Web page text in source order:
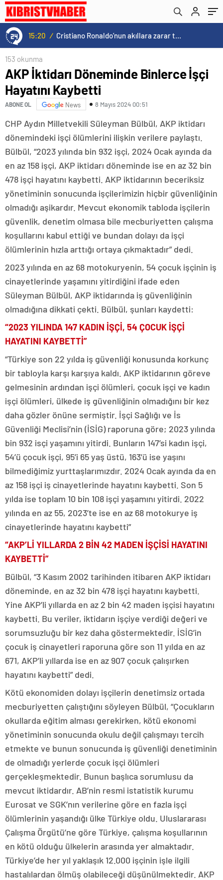
15:20 / Cristiano Ronaldo’nun akıllara zarar tüm kariyerinin istatistiğini çıkardık !
153 okunma
AKP İktidarı Döneminde Binlerce İşçi
Hayatını Kaybetti
ABONE OL News 8 Mayıs 2024 00:51
CHP Aydın Milletvekili Süleyman Bülbül, AKP iktidarı
dönemindeki işçi ölümlerini ilişkin verilere paylaştı.
Bülbül, “2023 yılında bin 932 işçi, 2024 Ocak ayında da
en az 158 işçi, AKP iktidarı döneminde ise en az 32 bin
478 işçi hayatını kaybetti. AKP iktidarının beceriksiz
yönetiminin sonucunda işçilerimizin hiçbir güvenliğinin
olmadığı aşikardır. Mevcut ekonomik tabloda işçilerin
güvenlik, denetim olmasa bile mecburiyetten çalışma
koşullarını kabul ettiği ve bundan dolayı da işçi
ölümlerinin hızla arttığı ortaya çıkmaktadır” dedi.
2023 yılında en az 68 motokuryenin, 54 çocuk işçinin iş
cinayetlerinde yaşamını yitirdiğini ifade eden
Süleyman Bülbül, AKP iktidarında iş güvenliğinin
olmadığına dikkati çekti. Bülbül, şunları kaydetti:
“2023 YILINDA 147 KADIN İŞÇİ, 54 ÇOCUK İŞÇİ
HAYATINI KAYBETTİ”
“Türkiye son 22 yılda iş güvenliği konusunda korkunç
bir tabloyla karşı karşıya kaldı. AKP iktidarının göreve
gelmesinin ardından işçi ölümleri, çocuk işçi ve kadın
işçi ölümleri, ülkede iş güvenliğinin olmadığını bir kez
daha gözler önüne sermiştir. İşçi Sağlığı ve İs
Güvenliği Meclisi’nin (İSİG) raporuna göre; 2023 yılında
bin 932 isçi yaşamını yitirdi. Bunların 147’si kadın işçi,
54’ü çocuk işçi, 95’i 65 yaş üstü, 163’ü ise yaşını
bilmediğimiz yurttaşlarımızdır. 2024 Ocak ayında da en
az 158 işçi iş cinayetlerinde hayatını kaybetti. Son 5
yılda ise toplam 10 bin 108 işçi yaşamını yitirdi. 2022
yılında en az 55, 2023’te ise en az 68 motokurye iş
cinayetlerinde hayatını kaybetti”
“AKP’Lİ YILLARDA 2 BİN 42 MADEN İŞÇİSİ HAYATINI
KAYBETTİ”
Bülbül, “3 Kasım 2002 tarihinden itibaren AKP iktidarı
döneminde, en az 32 bin 478 işçi hayatını kaybetti.
Yine AKP’li yıllarda en az 2 bin 42 maden işçisi hayatını
kaybetti. Bu veriler, iktidarın işçiye verdiği değeri ve
sorumsuzluğu bir kez daha göstermektedir. İSİG’in
çocuk iş cinayetleri raporuna göre son 11 yılda en az
671, AKP’li yıllarda ise en az 907 çocuk çalışırken
hayatını kaybetti” dedi.
Kötü ekonomiden dolayı işçilerin denetimsiz ortada
mecburiyetten çalıştığını söyleyen Bülbül, “Çocukların
okullarda eğitim alması gerekirken, kötü ekonomi
yönetiminin sonucunda okulu değil çalışmayı tercih
etmekte ve bunun sonucunda iş güvenliği denetiminin
de olmadığı yerlerde çocuk işçi ölümleri
gerçekleşmektedir. Bunun başlıca sorumlusu da
mevcut iktidardır. AB’nin resmi istatistik kurumu
Eurosat ve SGK’nın verilerine göre en fazla işçi
ölümlerinin yaşandığı ülke Türkiye oldu. Uluslararası
Çalışma Örgütü’ne göre Türkiye, çalışma koşullarının
en kötü olduğu ülkelerin arasında yer almaktadır.
Türkiye’de her yıl yaklaşık 12.000 işçinin işle ilgili
hastalılardan ölmüş olabileceği düşünülmektedir. AKP